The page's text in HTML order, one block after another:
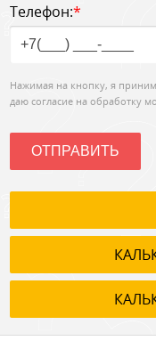
Телефон:*
Нажимая на кнопку, я
даю согласие на обработку
ОТПРАВИТЬ